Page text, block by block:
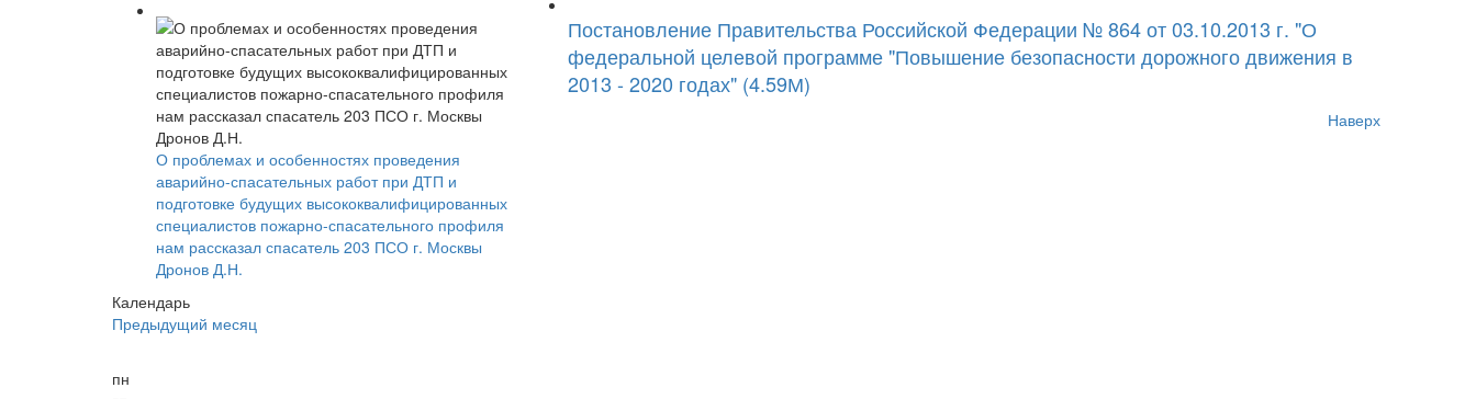
О проблемах и особенностях проведения
аварийно-спасательных работ при ДТП и
подготовке будущих высококвалифицированных
специалистов пожарно-спасательного профиля
нам рассказал спасатель 203 ПСО г. Москвы
Дронов Д.Н.
Календарь
Предыдущий месяц
пн
Постановление Правительства Российской Федерации № 864 от 03.10.2013 г. "О
федеральной целевой программе "Повышение безопасности дорожного движения в
2013 - 2020 годах" (4.59М)
Наверх